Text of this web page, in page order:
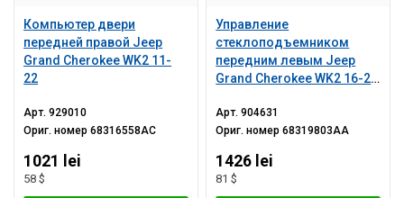
Компьютер двери
передней правой Jeep
Grand Cherokee WK2 11-
22
Арт.929010
Ориг. номер68316558AC
1021 lei
58 $
Управление
стеклоподъемником
передним левым Jeep
Grand Cherokee WK2 16-21
автоскладывание
зеркал
Арт.904631
Ориг. номер68319803AA
1426 lei
81 $